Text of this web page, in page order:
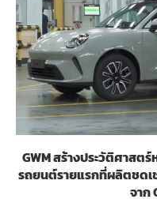
GWM สร้างประวัติศาสต
รถยนต์รายแรกที่ผลิตชดเ
จาก